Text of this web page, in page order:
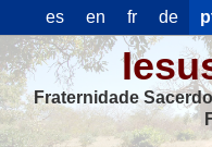
es en fr de
Fraternidade